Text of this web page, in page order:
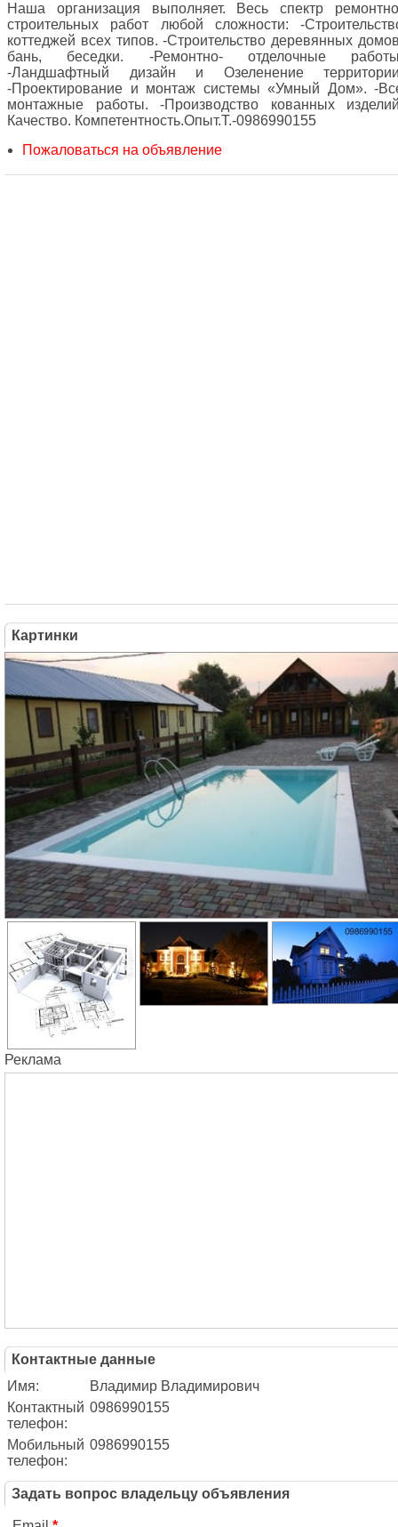
Наша организация выполняет. Весь спектр
строительных работ любой сложности: -
коттеджей всех типов. -Строительство деревянных
бань, беседки. -Ремонтно- отделочные
-Ландшафтный дизайн и Озеленение
-Проектирование и монтаж системы «Умный Дом». -
монтажные работы. -Производство кованных
Качество. Компетентность.Опыт.Т.-0986990155
Пожаловаться на объявление
Картинки
Реклама
Контактные данные
Имя:
Владимир Владимирович
Контактный
телефон:
0986990155
Мобильный
телефон:
0986990155
Задать вопрос владельцу объявления